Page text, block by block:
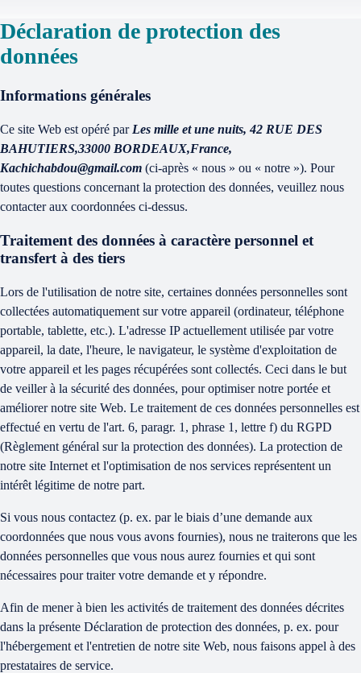
Déclaration de protection des
données
Informations générales
Ce site Web est opéré par Les mille et une nuits, 42 RUE DES
BAHUTIERS,33000 BORDEAUX,France,
Kachichabdou@gmail.com (ci-après « nous » ou « notre »). Pour
toutes questions concernant la protection des données, veuillez nous
contacter aux coordonnées ci-dessus.
Traitement des données à caractère personnel et
transfert à des tiers
Lors de l'utilisation de notre site, certaines données personnelles sont
collectées automatiquement sur votre appareil (ordinateur, téléphone
portable, tablette, etc.). L'adresse IP actuellement utilisée par votre
appareil, la date, l'heure, le navigateur, le système d'exploitation de
votre appareil et les pages récupérées sont collectés. Ceci dans le but
de veiller à la sécurité des données, pour optimiser notre portée et
améliorer notre site Web. Le traitement de ces données personnelles est
effectué en vertu de l'art. 6, paragr. 1, phrase 1, lettre f) du RGPD
(Règlement général sur la protection des données). La protection de
notre site Internet et l'optimisation de nos services représentent un
intérêt légitime de notre part.
Si vous nous contactez (p. ex. par le biais d’une demande aux
coordonnées que nous vous avons fournies), nous ne traiterons que les
données personnelles que vous nous aurez fournies et qui sont
nécessaires pour traiter votre demande et y répondre.
Afin de mener à bien les activités de traitement des données décrites
dans la présente Déclaration de protection des données, p. ex. pour
l'hébergement et l'entretien de notre site Web, nous faisons appel à des
prestataires de service.